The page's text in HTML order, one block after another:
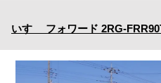
いすゞ フォワード 2RG-